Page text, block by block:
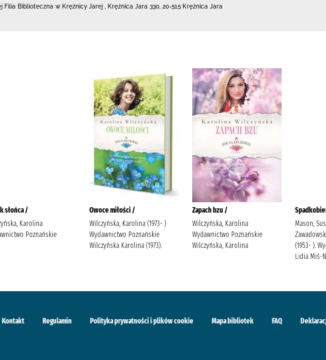
Filia Biblioteczna w Krężnicy Jarej Krężnica Jara 330 20-515 Krężnica Jara
słońca /
Karolina
Poznańskie
Owoce miłości /
Wilczyńska, Karolina (1973- )
Wydawnictwo Poznańskie
Wilczyńska Karolina (1973).
Zapach bzu /
Wilczyńska, Karolina
Wydawnictwo Poznańskie
Wilczyńska, Karolina
Mason,
(1953- ).
Lidia Miś-
Kontakt Regulamin Polityka prywatności i plików cookie Mapa bibliotek FAQ